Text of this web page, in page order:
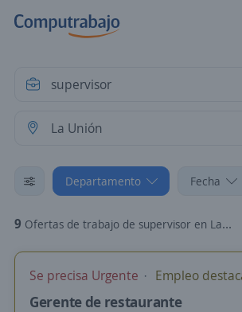
Departamento Fecha
9 Ofertas de trabajo de supervisor en La Unión
Se precisa Urgente Empleo
Gerente de restaurante